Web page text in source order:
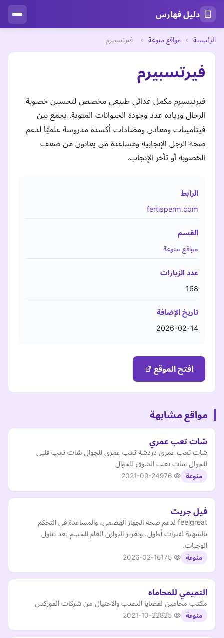
دليل فهارس
الرئيسية › مواقع منوعة › فيرتسبيرم
فيرتسبيرم
فيرتيسبرم مكمل غذائي طبيعي مخصص لتحسين خصوبة
الرجال وزيادة عدد وجودة الحيوانات المنوية. يجمع بين
فيتامينات ومعادن ومضادات أكسدة مدروسة علميًا لدعم
صحة الرجل الإنجابية ومساعدة من يعانون من ضعف
الخصوبة أو تأخر الإنجاب.
الرابط
fertisperm.com
القسم
مواقع منوعة
عدد الزيارات
168
تاريخ الإضافة
2026-02-14
افتح الموقع
مواقع مشابهة
شات تعب عمري
شات تعب عمري دردشة تعب عمري للجوال شات تعب قلبي
للجوال شات تعب الشوق للجوال
منوعة 2021-09-24
فيل جريت
feelgreat لدعم صحة الجهاز الهضمي، والمساعدة في التحكم
بالشهية لفترات أطول، وتعزيز التوازن العام للجسم بعد تناول
الوجبات.
منوعة 2026-02-16
التميمي للمحاماه
مكتب محامين لقضايا النصب والاحتيال من شركات الفوركس
منوعة 2021-10-22